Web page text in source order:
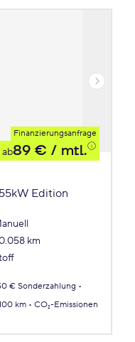
Finanzierungsanfrage
ab89 € / mtl.
Edition
km
€ Sonderzahlung
km
CO₂-Emissionen